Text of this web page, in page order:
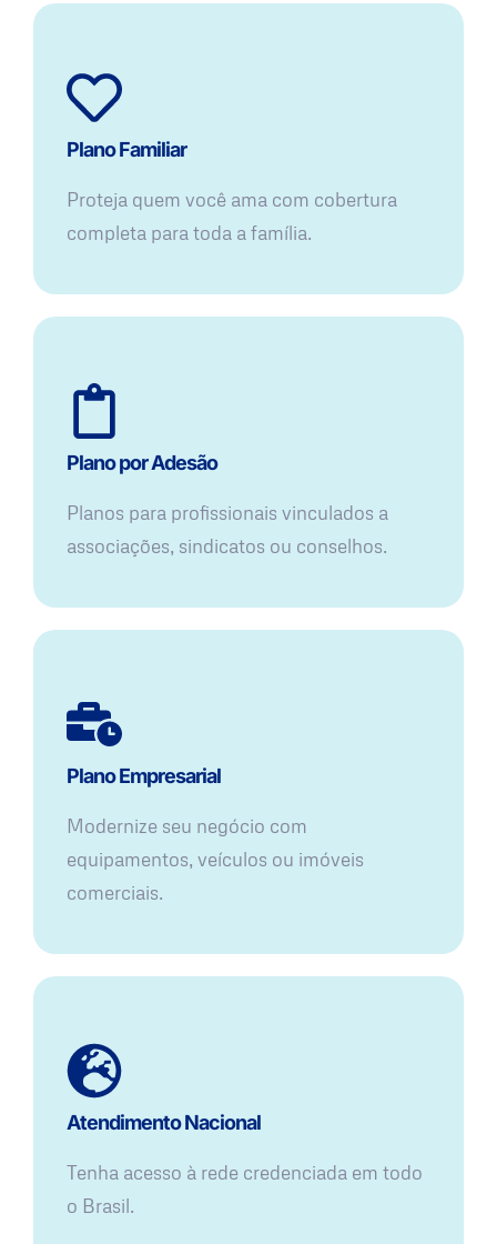
Plano Familiar
Proteja quem você ama com cobertura
completa para toda a família.
Plano por Adesão
Planos para profissionais vinculados a
associações, sindicatos ou conselhos.
Plano Empresarial
Modernize seu negócio com
equipamentos, veículos ou imóveis
comerciais.
Atendimento Nacional
Tenha acesso à rede credenciada em todo
o Brasil.